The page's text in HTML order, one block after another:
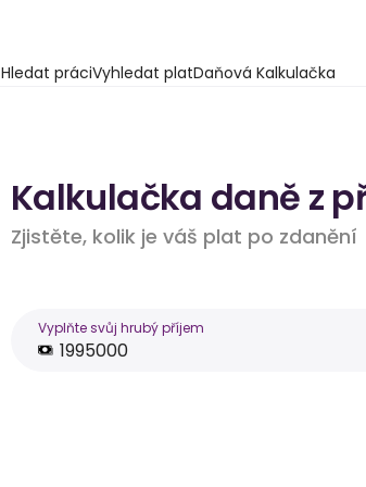
Hledat práciVyhledat platDaňová Kalkulačka
Kalkulačka daně z
Zjistěte, kolik je váš plat po zdanění
Vyplňte svůj hrubý příjem